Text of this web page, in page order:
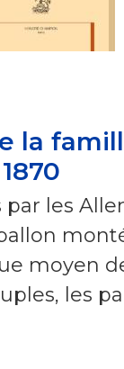
la
les
moyen
les